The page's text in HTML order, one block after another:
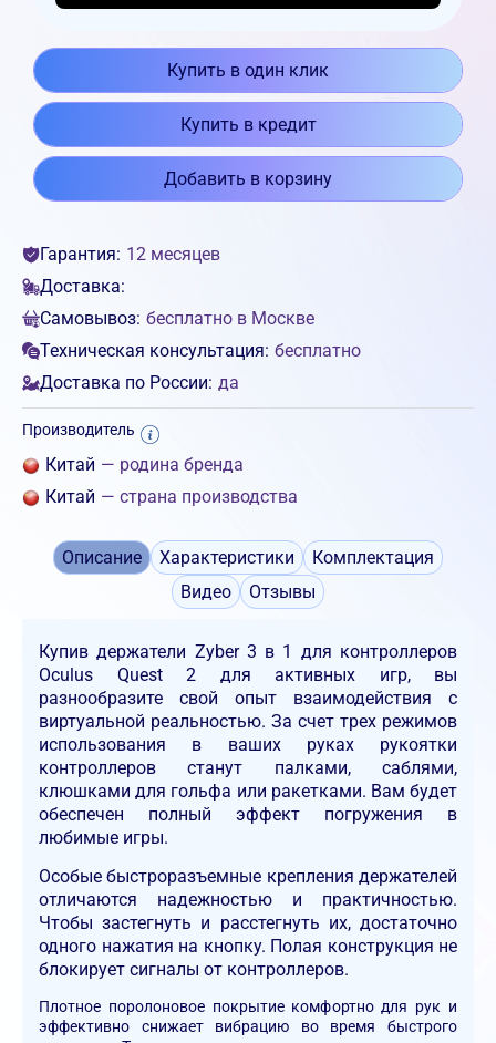
Купить в один клик
Купить в кредит
Добавить в корзину
Гарантия: 12 месяцев
Доставка:
Самовывоз: бесплатно в Москве
Техническая консультация: бесплатно
Доставка по России: да
Производитель
Китай — родина бренда
Китай — страна производства
Описание Характеристики
Комплектация
Видео
Отзывы
Купив держатели Zyber 3 в 1 для контроллеров
Oculus Quest 2 для активных игр, вы
разнообразите свой опыт взаимодействия с
виртуальной реальностью. За счет трех режимов
использования в ваших руках рукоятки
контроллеров станут палками, саблями,
клюшками для гольфа или ракетками. Вам будет
обеспечен полный эффект погружения в
любимые игры.
Особые быстроразъемные крепления держателей
отличаются надежностью и практичностью.
Чтобы застегнуть и расстегнуть их, достаточно
одного нажатия на кнопку. Полая конструкция не
блокирует сигналы от контроллеров.
Плотное поролоновое покрытие комфортно для рук и
эффективно снижает вибрацию во время быстрого